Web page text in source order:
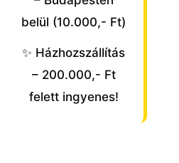
belül (10.000,- Ft)
✨ Házhozszállítás
– 200.000,- Ft
felett ingyenes!